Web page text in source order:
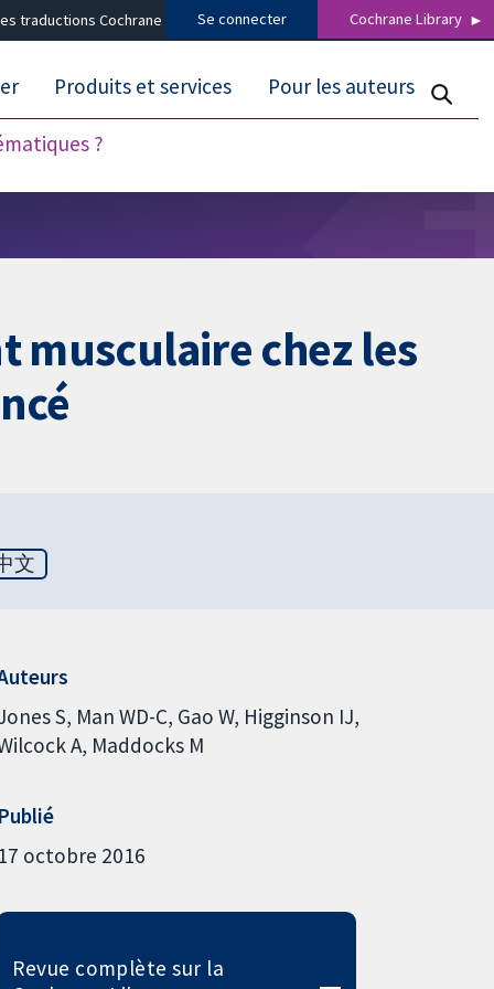
traductions Cochrane Se connecter Cochrane Library
?
Produits et services Pour les auteurs
chez les
文
S Man WD-C Gao W Higginson IJ
A Maddocks M
Publié
17 octobre 2016
Revue complète sur la